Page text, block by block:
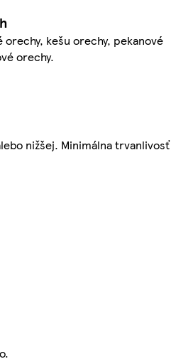
orechy, kešu orechy, pekanové
orechy.
nižšej. Minimálna trvanlivosť